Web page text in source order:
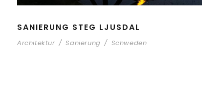
SANIERUNG STEG LJUSDAL
Architektur / Sanierung / Schweden